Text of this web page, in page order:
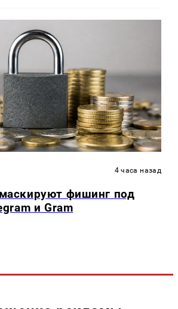
4 часа назад
фишинг под
и Gram